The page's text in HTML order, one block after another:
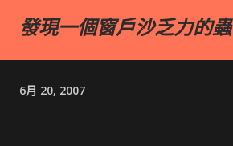
發現一個窗戶沙乏力的蟲
6月 20, 2007